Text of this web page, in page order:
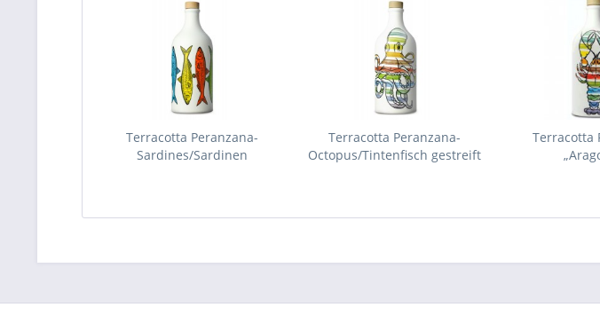
Terracotta Peranzana-
Sardines/Sardinen
Terracotta Peranzana-
Octopus/Tintenfisch gestreift
Terracotta